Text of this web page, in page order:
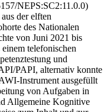
NEPS:SC2:11.0.0)
der elften
des Nationalen
von Juni 2021 bis
telefonischen
und
PAPI, alternativ konnte
Instrument ausgefüllt
von Aufgaben in
Allgemeine Kognitive